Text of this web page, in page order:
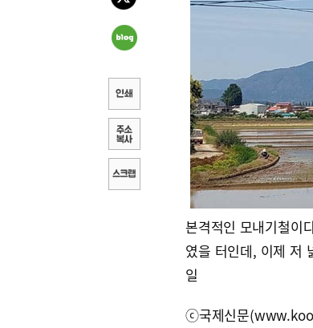
본격적인 모내기철이
였을 터인데, 이제 저
일
ⓒ국제신문